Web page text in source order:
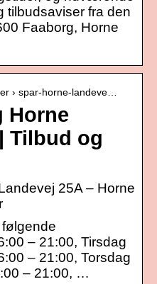
tilbudsaviser fra den
Faaborg, Horne
› spar-horne-landeve…
Horne
Tilbud og
25A – Horne
– 21:00, Tirsdag
– 21:00, Torsdag
– 21:00, …